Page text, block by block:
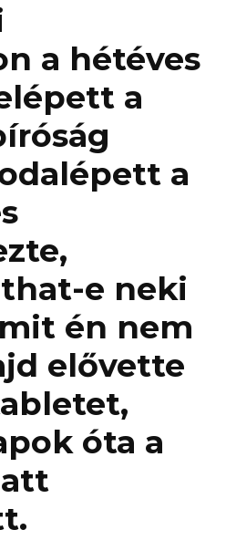
a hétéves
a
a
e neki
én nem
elővette
óta a